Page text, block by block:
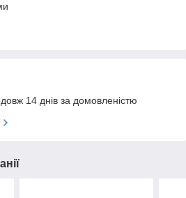
14 днів за домовленістю